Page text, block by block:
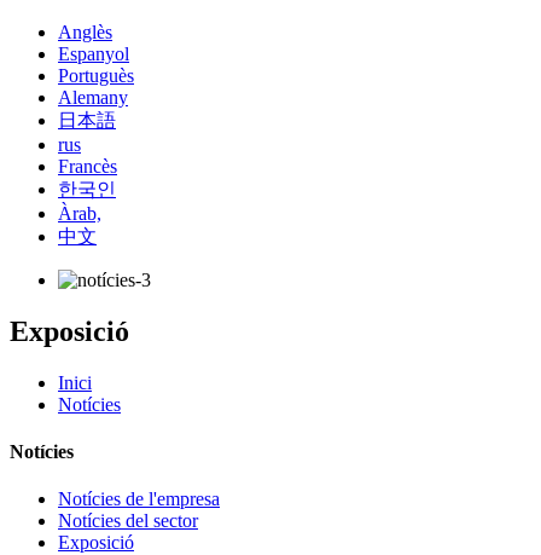
Anglès
Espanyol
Portuguès
Alemany
日本語
rus
Francès
한국인
Àrab,
中文
Exposició
Inici
Notícies
Notícies
Notícies de l'empresa
Notícies del sector
Exposició